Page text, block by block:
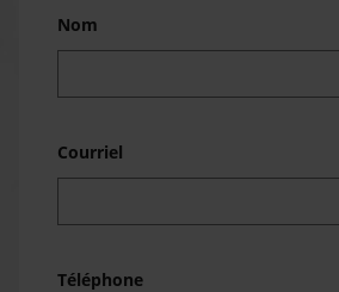
Nom
Courriel
Téléphone